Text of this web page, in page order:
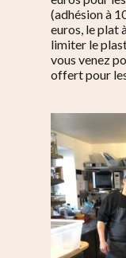
(adhésion à
euros, le plat
limiter le
vous venez
offert pour